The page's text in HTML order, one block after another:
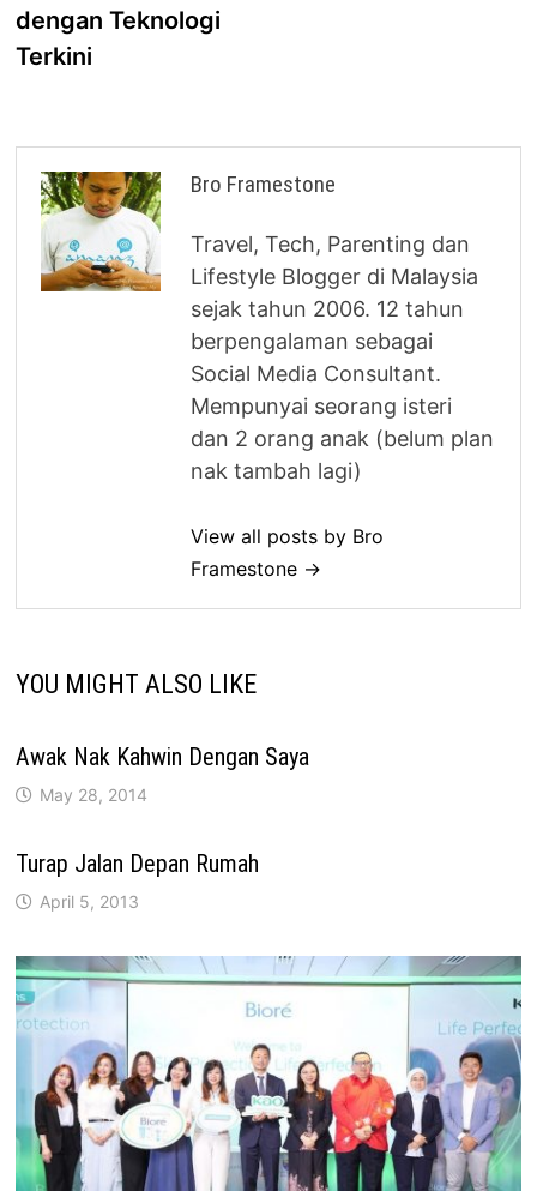
dengan Teknologi
Terkini
Bro Framestone
Travel, Tech, Parenting dan
Lifestyle Blogger di Malaysia
sejak tahun 2006. 12 tahun
berpengalaman sebagai
Social Media Consultant.
Mempunyai seorang isteri
dan 2 orang anak (belum plan
nak tambah lagi)
View all posts by Bro
Framestone →
YOU MIGHT ALSO LIKE
Awak Nak Kahwin Dengan Saya
May 28, 2014
Turap Jalan Depan Rumah
April 5, 2013